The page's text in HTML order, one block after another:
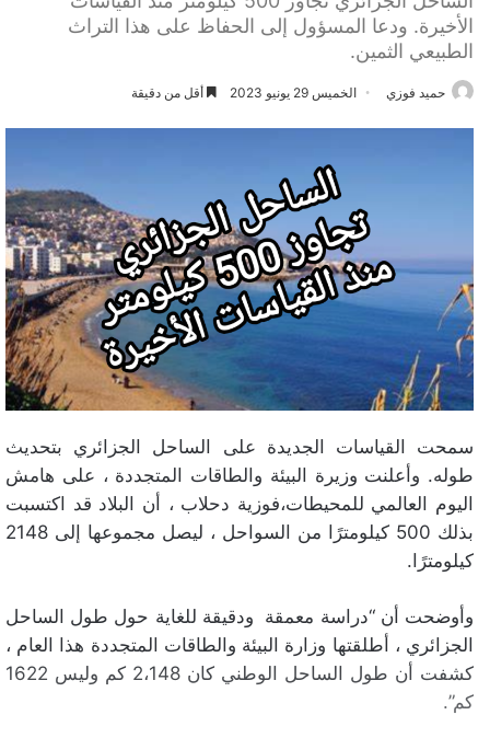
الأخيرة. ودعا المسؤول إلى الحفاظ على هذا التراث
الطبيعي الثمين.
حميد فوزي الخميس 29 يونيو 2023 أقل من دقيقة
سمحت القياسات الجديدة على الساحل الجزائري بتحديث
طوله. وأعلنت وزيرة البيئة والطاقات المتجددة ، على هامش
اليوم العالمي للمحيطات،فوزية دحلاب ، أن البلاد قد اكتسبت
بذلك 500 كيلومترًا من السواحل ، ليصل مجموعها إلى 2148
كيلومترًا.
وأوضحت أن “دراسة معمقة ودقيقة للغاية حول طول الساحل
الجزائري ، أطلقتها وزارة البيئة والطاقات المتجددة هذا العام ،
كشفت أن طول الساحل الوطني كان 2،148 كم وليس 1622
كم”.